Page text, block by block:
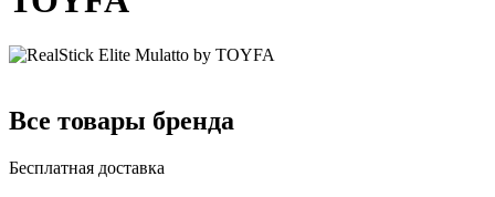
Все товары бренда
Бесплатная доставка